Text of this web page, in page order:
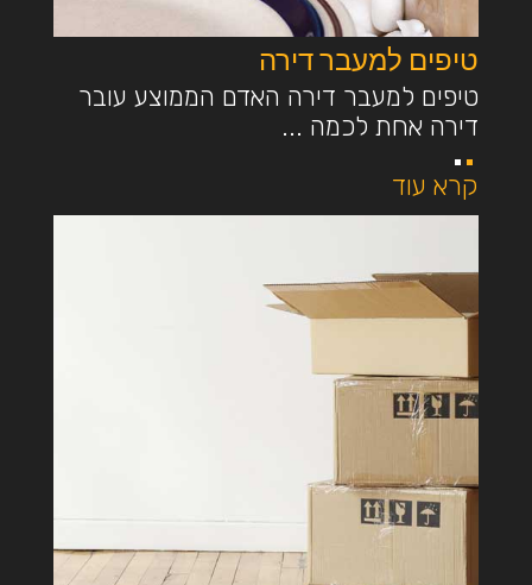
טיפים למעבר דירה
טיפים למעבר דירה האדם הממוצע עובר
דירה אחת לכמה ...
קרא עוד